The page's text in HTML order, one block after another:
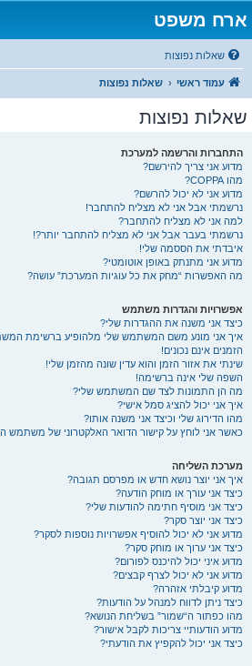
ארח משפט
שאלות נפוצות
עמוד ראשי שאלות נפוצות
שאלות נפוצות
התחברות והרשמה למערכת
מדוע אני צריך להירשם?
מהו COPPA?
מדוע אני לא יכול להרשם?
נרשמתי אבל אני לא מצליח להתחבר!
למה אני לא מצליח להתחבר?
נרשמתי בעבר אבל אני לא מצליח להתחבר יותר?!
איבדתי את הססמה שלי!
מדוע אני מתנתק באופן אוטומטי?
מה האפשרות “מחק את כל עוגיות המערכת” עושה?
אפשרויות והגדרות משתמש
כיצד אני משנה את ההגדרות שלי?
איך אני מונע משם המשתמש שלי מלהופיע ברשימת
הזמנים אינם נכונים!
שינתי את אזור הזמן והוא עדין שונה מהזמן שלי!
השפה שלי אינה ברשימה!
מה הן התמונות לצד שם המשתמש שלי?
איך אני יכול להציג סמל אישי?
מהו הדירוג שלי וכיצד אני משנה אותו?
כאשר אני לוחץ על קישור הדואר האלקטרוני של
מערכת השליחה
איך אני יוצר נושא חדש או מפרסם תגובה?
כיצד אני עורך או מוחק הודעה?
כיצד אני מוסיף חתימה להודעות שלי?
כיצד אני יוצר סקר?
מדוע אני לא יכול להוסיף אפשרויות נוספות לסקר?
כיצד אני ערוך או מוחק סקר?
מדוע איני יכול להיכנס לפורום?
מדוע אני לא יכול לצרף קבצים?
מדוע קיבלתי אזהרה?
כיצד ניתן לדווח למנהל על הודעות?
מהו כפתור ה“שמור” בשליחת הנושא?
מדוע הודעותיי צריכות לקבל אישור?
כיצד אני יכול להקפיץ את הודעתי?